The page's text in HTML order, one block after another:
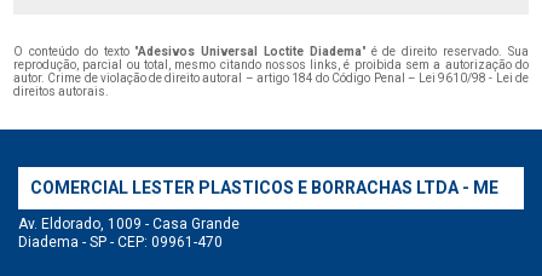
O conteúdo do texto "Adesivos Universal Loctite Diadema" é de direito reservado. Sua
reprodução, parcial ou total, mesmo citando nossos links, é proibida sem a autorização do
autor. Crime de violação de direito autoral – artigo 184 do Código Penal –
Lei 9610/98 - Lei de
direitos autorais
COMERCIAL LESTER PLASTICOS E BORRACHAS LTDA - ME
Av. Eldorado, 1009 - Casa Grande
Diadema - SP - CEP: 09961-470